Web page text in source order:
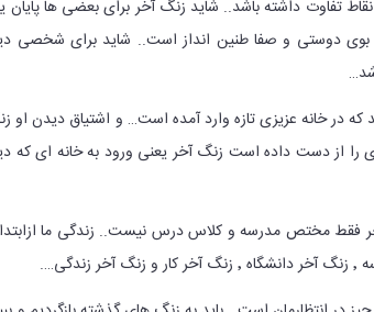
تفاوت داشته باشد.. شاید زنگ آخر برای بعضی ها
دوستی و صفا طنین انداز است.. شاید برای شخصی
در خانه عزیزی تازه وارد آمده است… و اشتیاق دیدن او
را از دست داده است زنگ آخر یعنی ورود به خانه ای که
فقط مختص مدرسه و کلاس درس نیست.. زندگی ما ازابتدا